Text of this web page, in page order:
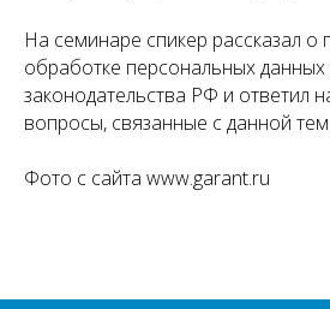
На семинаре спикер рассказал о
обработке персональных
законодательства РФ и ответил
вопросы, связанные с данной
Фото с сайта www.garant.ru